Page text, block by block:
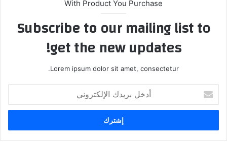
With Product You Purchase
Subscribe to our mailing list to
get the new updates!
Lorem ipsum dolor sit amet, consectetur.
بريدك
الإلكتروني